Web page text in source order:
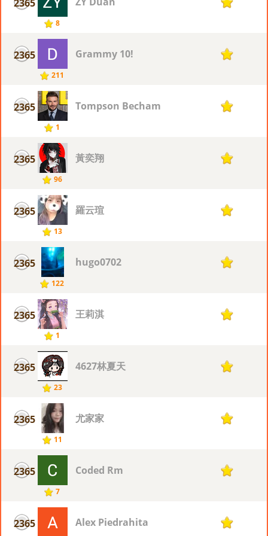
2365
8
1
2365
211
Grammy 10! 1
2365
1
Tompson Becham 1
2365
96
黃奕翔 1
2365
13
羅云瑄 1
2365
122
hugo0702 1
2365
1
王莉淇 1
2365
23
4627林夏天 1
2365
11
尤家家 1
2365
7
Coded Rm 1
2365 Alex Piedrahita 1